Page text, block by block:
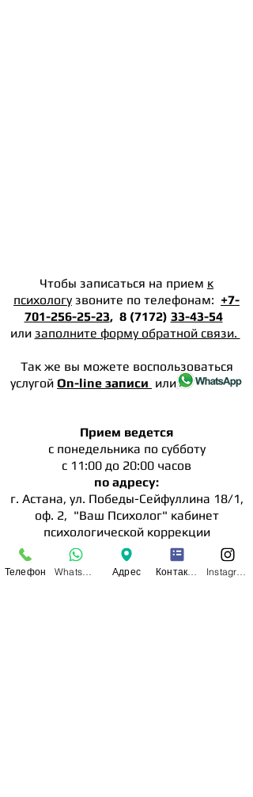
Чтобы записаться на прием к
психологузвоните по телефонам: +7-
701-256-25-23, 8 (7172) 33-43-54
или заполните форму обратной связи.
Так же вы можете воспользоваться
услугой On-line записи или
Прием ведется
с понедельника по субботу
с 11:00 до 20:00 часов
по адресу:
г. Астана, ул. Победы-Сейфуллина 18/1,
оф. 2, "Ваш Психолог" кабинет
психологической коррекции
18/1, оф. 6, "Ваш Детский Психолог"
Телефон Адрес